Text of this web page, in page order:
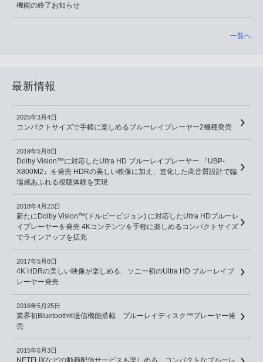
機能の終了お知らせ
一覧へ
最新情報
2025年3月4日
コンパクトサイズで手軽に楽しめるブルーレイプレーヤー2機種発売
2019年5月8日
Dolby Vision™に対応したUltra HD ブルーレイプレーヤー 『UBP-
X800M2』を発売 HDRの美しい映像に加え、進化した高音質設計で臨
場感あふれる視聴体験を実現
2018年4月23日
新たにDolby Vision™(ドルビービジョン) に対応したUltra HDブルーレ
イプレーヤーを発売 4Kコンテンツを手軽に楽しめるコンパクトサイズ
でラインアップを拡充
2017年5月8日
4K HDRの美しい映像が楽しめる、ソニー初のUltra HD ブルーレイプ
レーヤー発売
2016年5月25日
業界初Bluetooth®送信機能搭載 ブルーレイディスク™プレーヤー発
売
2015年6月3日
NETFLIXなどの動画配信サービスも楽しめる、コンパクトなブルーレ